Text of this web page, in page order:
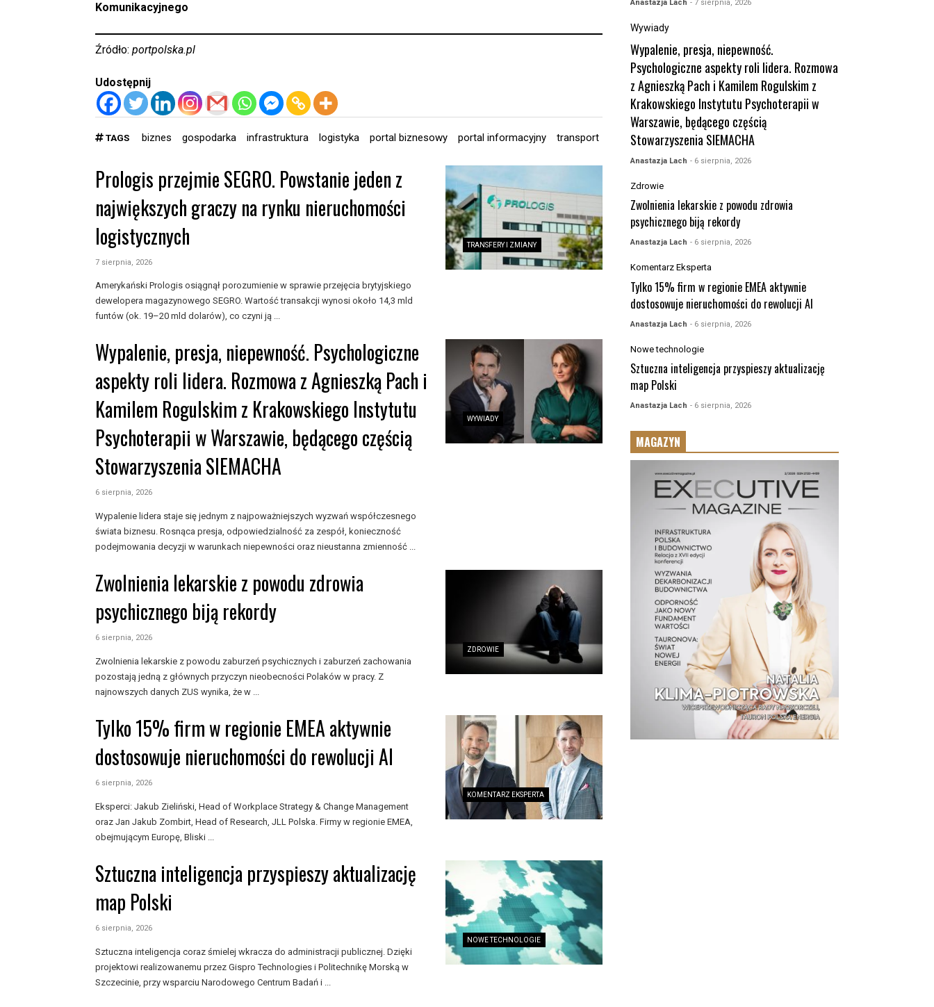
Komunikacyjnego
Źródło: portpolska.pl
Udostępnij
TAGS biznes gospodarka infrastruktura logistyka portal biznesowy portal informacyjny transport
TRANSFERY I ZMIANY
Prologis przejmie SEGRO. Powstanie jeden z
największych graczy na rynku nieruchomości
logistycznych
7 sierpnia, 2026
Amerykański Prologis osiągnął porozumienie w sprawie przejęcia brytyjskiego
dewelopera magazynowego SEGRO. Wartość transakcji wynosi około 14,3 mld
funtów (ok. 19–20 mld dolarów), co czyni ją ...
WYWIADY
Wypalenie, presja, niepewność. Psychologiczne
aspekty roli lidera. Rozmowa z Agnieszką Pach i
Kamilem Rogulskim z Krakowskiego Instytutu
Psychoterapii w Warszawie, będącego częścią
Stowarzyszenia SIEMACHA
6 sierpnia, 2026
Wypalenie lidera staje się jednym z najpoważniejszych wyzwań współczesnego
świata biznesu. Rosnąca presja, odpowiedzialność za zespół, konieczność
podejmowania decyzji w warunkach niepewności oraz nieustanna zmienność ...
ZDROWIE
Zwolnienia lekarskie z powodu zdrowia
psychicznego biją rekordy
6 sierpnia, 2026
Zwolnienia lekarskie z powodu zaburzeń psychicznych i zaburzeń zachowania
pozostają jedną z głównych przyczyn nieobecności Polaków w pracy. Z
najnowszych danych ZUS wynika, że w ...
KOMENTARZ EKSPERTA
Tylko 15% firm w regionie EMEA aktywnie
dostosowuje nieruchomości do rewolucji AI
6 sierpnia, 2026
Eksperci: Jakub Zieliński, Head of Workplace Strategy & Change Management
oraz Jan Jakub Zombirt, Head of Research, JLL Polska. Firmy w regionie EMEA,
obejmującym Europę, Bliski ...
NOWE TECHNOLOGIE
Sztuczna inteligencja przyspieszy aktualizację
map Polski
6 sierpnia, 2026
Sztuczna inteligencja coraz śmielej wkracza do administracji publicznej. Dzięki
projektowi realizowanemu przez Gispro Technologies i Politechnikę Morską w
Szczecinie, przy wsparciu Narodowego Centrum Badań i ...
Anastazja Lach - 7 sierpnia, 2026
Wywiady
Wypalenie, presja, niepewność.
Psychologiczne aspekty roli lidera. Rozmowa
z Agnieszką Pach i Kamilem Rogulskim z
Krakowskiego Instytutu Psychoterapii w
Warszawie, będącego częścią
Stowarzyszenia SIEMACHA
Anastazja Lach - 6 sierpnia, 2026
Zdrowie
Zwolnienia lekarskie z powodu zdrowia
psychicznego biją rekordy
Anastazja Lach - 6 sierpnia, 2026
Komentarz Eksperta
Tylko 15% firm w regionie EMEA aktywnie
dostosowuje nieruchomości do rewolucji AI
Anastazja Lach - 6 sierpnia, 2026
Nowe technologie
Sztuczna inteligencja przyspieszy aktualizację
map Polski
Anastazja Lach - 6 sierpnia, 2026
MAGAZYN